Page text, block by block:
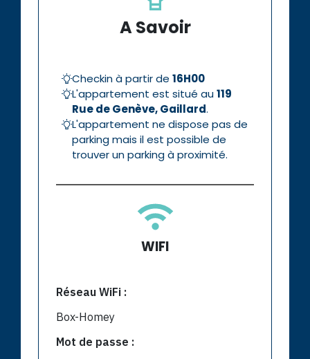
A Savoir
Checkin à partir de 16H00
L'appartement est situé au119
Rue de Genève, Gaillard.
L'appartement ne dispose pas de
parking mais il est possible de
trouver un parking à proximité.
WIFI
Réseau WiFi :
Box-Homey
Mot de passe :